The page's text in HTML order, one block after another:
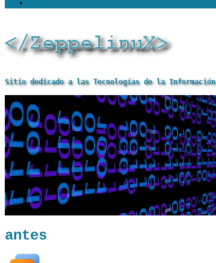
Sitio dedicado a las Tecnologías de la Información
antes